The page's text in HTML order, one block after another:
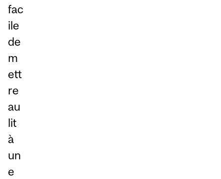
fac
ile
de
m
ett
re
au
lit
à
un
e